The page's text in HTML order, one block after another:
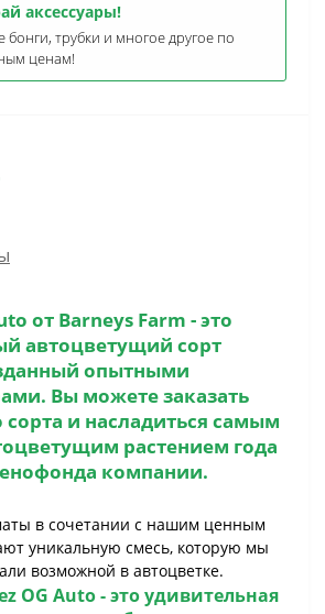
аксессуары!
трубки и многое другое по
ценам!
от Barneys Farm - это
автоцветущий сорт
опытными
Вы можете заказать
сорта и насладиться самым
растением года
компании.
в сочетании с нашим ценным
уникальную смесь, которую мы
возможной в автоцветке.
OG Auto- это удивительная